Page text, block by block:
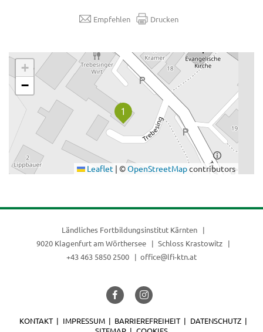
Empfehlen Drucken
.
+
−
Leaflet | ©OpenStreetMapcontributors
Ländliches Fortbildungsinstitut Kärnten
9020 Klagenfurt am Wörthersee
Schloss Krastowitz
+43 463 5850 2500
office@lfi-ktn.at
KONTAKT IMPRESSUM BARRIEREFREIHEIT
DATENSCHUTZ